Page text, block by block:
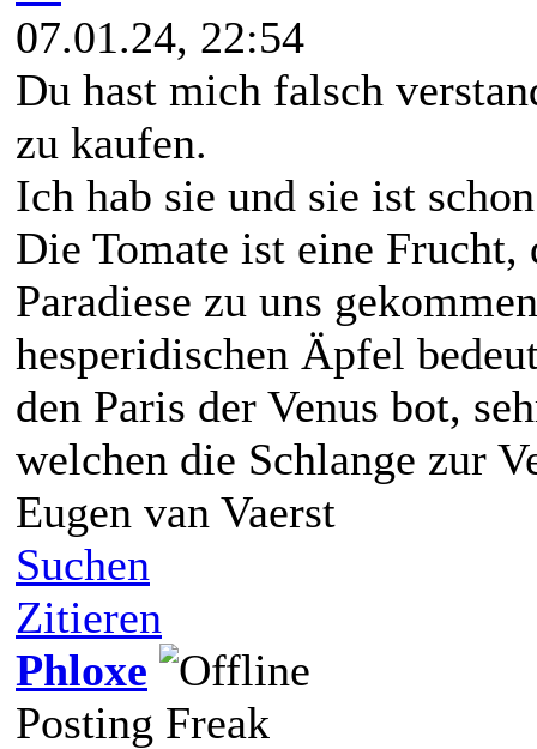
07.01.24, 22:54
Du hast mich falsch
zu kaufen.
Ich hab sie und sie ist
Die Tomate ist eine
Paradiese zu uns
hesperidischen Äpfel
den Paris der Venus bot,
welchen die Schlange zur
Eugen van Vaerst
Suchen
Zitieren
Phloxe
Posting Freak